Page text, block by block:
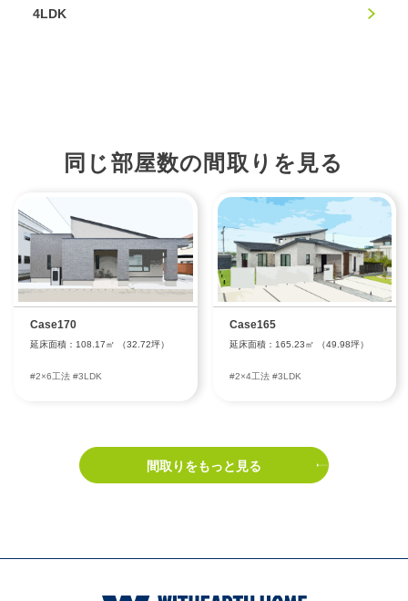
4LDK
同じ部屋数の間取りを見る
Case170
延床面積：108.17㎡ （32.72坪）
#2×6工法 #3LDK
Case165
延床面積：165.23㎡ （49.98坪）
#2×4工法 #3LDK
間取りをもっと見る